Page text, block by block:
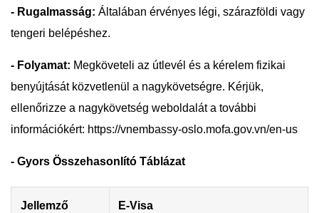
- Rugalmasság: Általában érvényes légi, szárazföldi vagy
tengeri belépéshez.
- Folyamat: Megköveteli az útlevél és a kérelem fizikai
benyújtását közvetlenül a nagykövetségre. Kérjük,
ellenőrizze a nagykövetség weboldalát a további
információkért: https://vnembassy-oslo.mofa.gov.vn/en-us
- Gyors Összehasonlító Táblázat
Jellemző E-Visa